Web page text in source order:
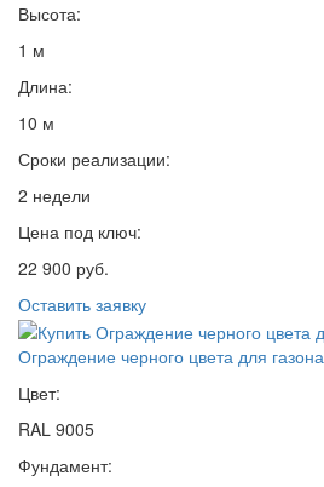
Высота:
1 м
Длина:
10 м
Сроки реализации:
2 недели
Цена под ключ:
22 900 руб.
Оставить заявку
Ограждение черного цвета для газона
Цвет:
RAL 9005
Фундамент: